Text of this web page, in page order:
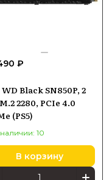
₽
WD Black SN850P, 2
2280, PCIe 4.0
(PS5)
10
В корзину